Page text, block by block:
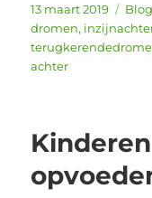
Geplaatst
op
13 maart 2019 Blog
dromen,
achterop
waar
bang